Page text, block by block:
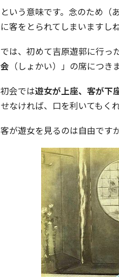
という意味です。念のため（
に客をとられてしまいますしね
では、初めて吉原遊郭に行っ
会 （しょかい）」の席につきま
初会では遊女が上座、客が下
せなければ、口を利いてもく
客が遊女を見るのは自由です